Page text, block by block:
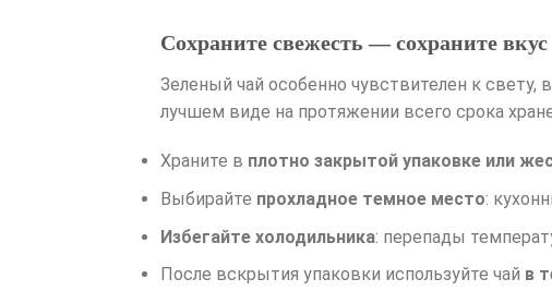
Сохраните свежесть — сохраните вкус
Зеленый чай особенно чувствителен к свету,
лучшем виде на протяжении всего срока
Храните в плотно закрытой упаковке или
Выбирайте прохладное темное место:
Избегайте холодильника: перепады
После вскрытия упаковки используйте чай в